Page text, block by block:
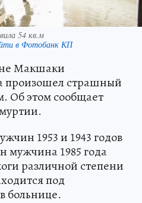
54 кв.м
в Фотобанк КП
Макшаки
произошел страшный
Об этом сообщает
1953 и 1943 годов
мужчина 1985 года
различной степени
под
больнице.